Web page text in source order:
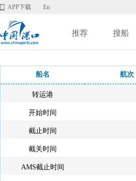
APP下载 En
推荐 搜船
船名 航次
转运港
开始时间
截止时间
截关时间
AMS截止时间